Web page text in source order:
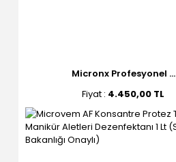
Micronx Profesyonel ...
Fiyat : 4.450,00 TL